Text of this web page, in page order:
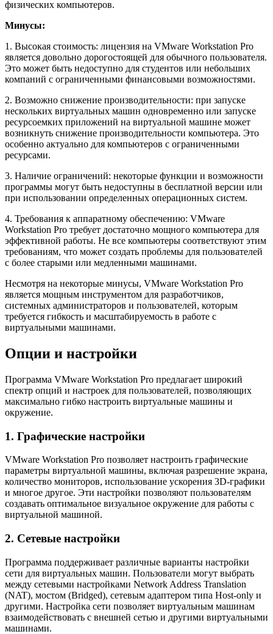
физических компьютеров.
Минусы:
1. Высокая стоимость: лицензия на VMware Workstation Pro
является довольно дорогостоящей для обычного пользователя.
Это может быть недоступно для студентов или небольших
компаний с ограниченными финансовыми возможностями.
2. Возможно снижение производительности: при запуске
нескольких виртуальных машин одновременно или запуске
ресурсоемких приложений на виртуальной машине может
возникнуть снижение производительности компьютера. Это
особенно актуально для компьютеров с ограниченными
ресурсами.
3. Наличие ограничений: некоторые функции и возможности
программы могут быть недоступны в бесплатной версии или
при использовании определенных операционных систем.
4. Требования к аппаратному обеспечению: VMware
Workstation Pro требует достаточно мощного компьютера для
эффективной работы. Не все компьютеры соответствуют этим
требованиям, что может создать проблемы для пользователей
с более старыми или медленными машинами.
Несмотря на некоторые минусы, VMware Workstation Pro
является мощным инструментом для разработчиков,
системных администраторов и пользователей, которым
требуется гибкость и масштабируемость в работе с
виртуальными машинами.
Опции и настройки
Программа VMware Workstation Pro предлагает широкий
спектр опций и настроек для пользователей, позволяющих
максимально гибко настроить виртуальные машины и
окружение.
1. Графические настройки
VMware Workstation Pro позволяет настроить графические
параметры виртуальной машины, включая разрешение экрана,
количество мониторов, использование ускорения 3D-графики
и многое другое. Эти настройки позволяют пользователям
создавать оптимальное визуальное окружение для работы с
виртуальной машиной.
2. Сетевые настройки
Программа поддерживает различные варианты настройки
сети для виртуальных машин. Пользователи могут выбрать
между сетевыми настройками Network Address Translation
(NAT), мостом (Bridged), сетевым адаптером типа Host-only и
другими. Настройка сети позволяет виртуальным машинам
взаимодействовать с внешней сетью и другими виртуальными
машинами.